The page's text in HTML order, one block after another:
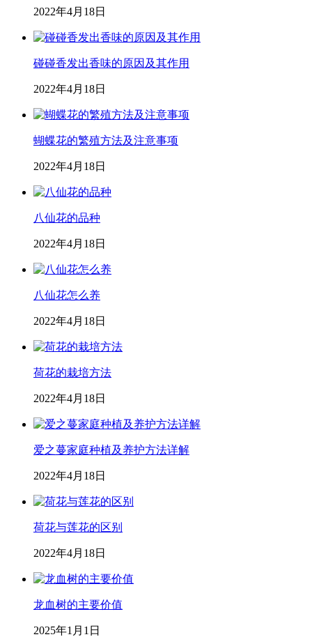
2022年4月18日
碰碰香发出香味的原因及其作用
2022年4月18日
蝴蝶花的繁殖方法及注意事项
2022年4月18日
八仙花的品种
2022年4月18日
八仙花怎么养
2022年4月18日
荷花的栽培方法
2022年4月18日
爱之蔓家庭种植及养护方法详解
2022年4月18日
荷花与莲花的区别
2022年4月18日
龙血树的主要价值
2025年1月1日